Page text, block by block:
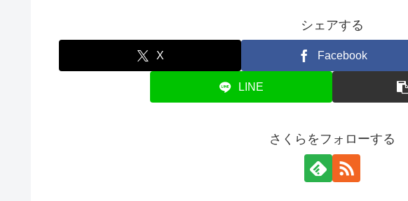
シェアする
X Facebook
LINE
さくらをフォローする